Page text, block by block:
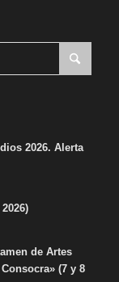
2026. Alerta
de Artes
(7 y 8